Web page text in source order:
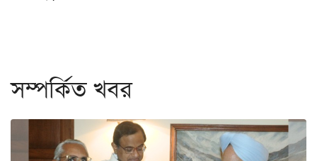
সম্পর্কিত খবর